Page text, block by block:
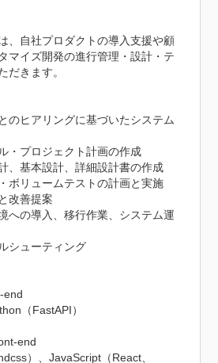
、自社プロダクトの導入支援や顧
マイズ開発の進行管理・設計・テ
だきます。
のヒアリングに基づいたシステム
・プロジェクト計画の作成
、基本設計、詳細設計書の作成
ボリュームテストの計画と実施
改善提案
への導入、移行作業、システム運
シューティング
end
（FastAPI）
end
）、JavaScript（React、